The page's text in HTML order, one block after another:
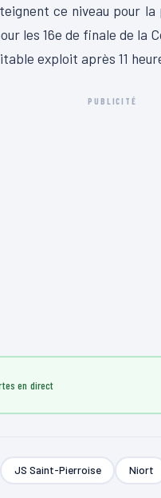
ce niveau pour
les 16e de finale de la
exploit après 11
PUBLICITÉ
JS Saint-Pierroise Niort